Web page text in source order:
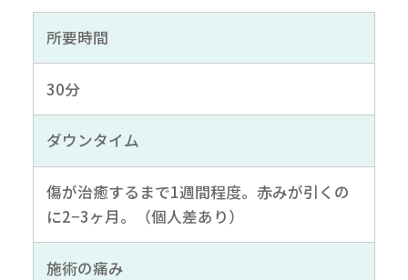
所要時間
30分
ダウンタイム
傷が治癒するまで1週間程度。赤みが引くの
に2−3ヶ月。（個人差あり）
施術の痛み